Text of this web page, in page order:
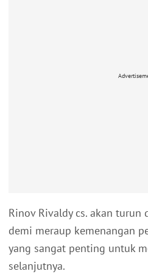
Rinov Rivaldy cs. akan turun
demi meraup kemenangan
yang sangat penting untuk
selanjutnya.